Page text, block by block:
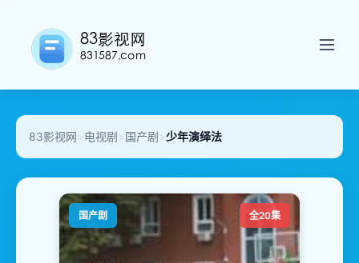
83影视网>电视剧>国产剧>少年演绎法
国产剧 全20集